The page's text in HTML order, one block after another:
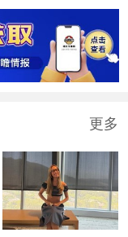
更多